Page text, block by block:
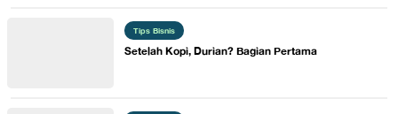
Tips Bisnis
Setelah Kopi, Durian? Bagian Pertama